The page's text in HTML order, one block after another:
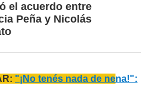
el acuerdo entre
Peña y Nicolás
"¡No tenés nada de nena!":